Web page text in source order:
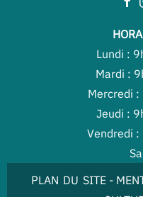
Lundi :
Mardi :
Mercredi
Jeudi :
Vendredi
PLAN DU SITE -